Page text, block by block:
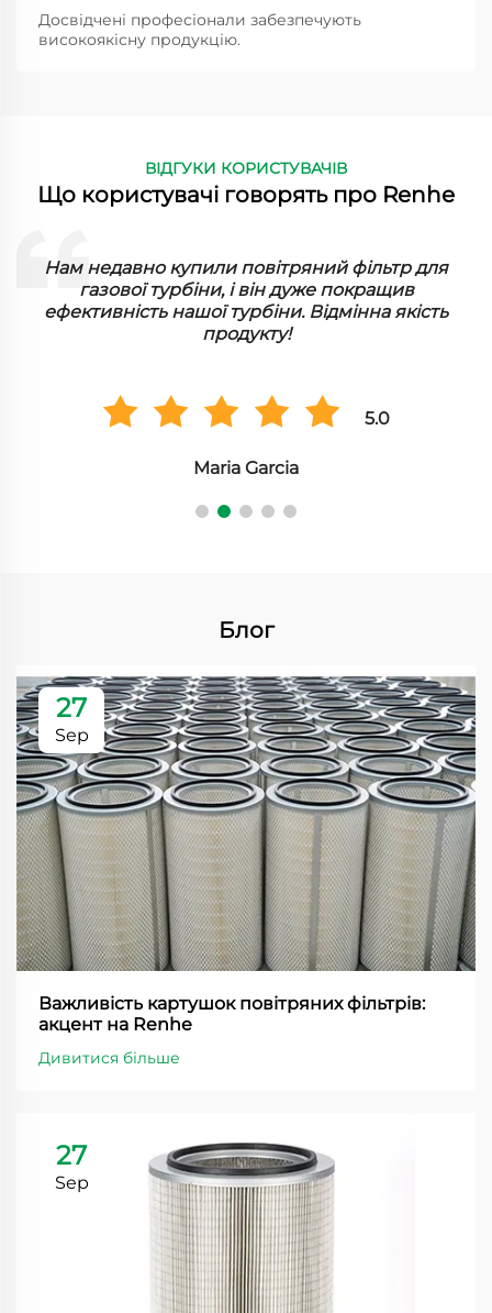
Досвідчені професіонали забезпечують
високоякісну продукцію.
ВІДГУКИ КОРИСТУВАЧІВ
Що користувачі говорять про Renhe
Нам недавно купили повітряний фільтр для
газової турбіни, і він дуже покращив
ефективність нашої турбіни. Відмінна якість
продукту!
5.0
Maria Garcia
Блог
27
Sep
Важливість картушок повітряних фільтрів:
акцент на Renhe
Дивитися більше
27
Sep